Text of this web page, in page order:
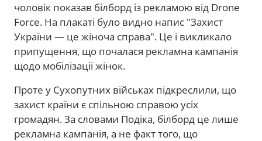
чоловік показав білборд із рекламою від Drone
Force. На плакаті було видно напис "Захист
України — це жіноча справа". Це і викликало
припущення, що почалася рекламна кампанія
щодо мобілізації жінок.
Проте у Сухопутних військах підкреслили, що
захист країни є спільною справою усіх
громадян. За словами Подіка, білборд це лише
рекламна кампанія, а не факт того, що